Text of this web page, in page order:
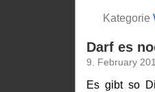
Kategorie
Darf es
9. February
Es gibt so